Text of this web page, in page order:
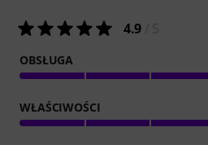
4.9
OBSŁUGA
WŁAŚCIWOŚCI